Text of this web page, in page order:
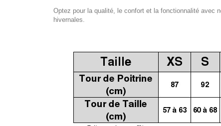
Optez pour la qualité, le confort et la fonctionnalité avec
hivernales.